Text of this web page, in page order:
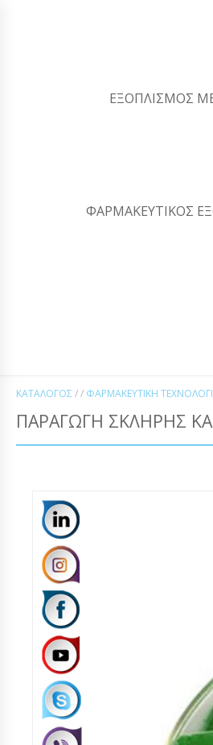
ΕΞΟΠΛΙΣΜΌΣ ΜΕ
ΦΑΡΜΑΚΕΥΤΙΚΌΣ
ΚΑΤΆΛΟΓΟΣ / / ΦΑΡΜΑΚΕΥΤΙΚΉ
ΠΑΡΑΓΩΓΉ ΣΚΛΗΡΉΣ